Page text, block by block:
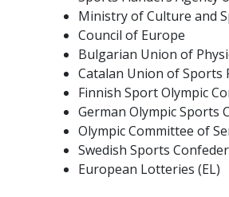
Ministry of Culture and
Council of Europe
Bulgarian Union of
Catalan Union of Sports
Finnish Sport Olympic
German Olympic Sports
Olympic Committee of
Swedish Sports
European Lotteries (EL)